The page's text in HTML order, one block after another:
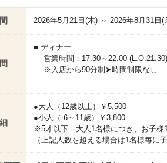
2026年5月21日(木) ～ 2026年8月31日(
■ ディナー
営業時間：17:30～22:00 (L.O.21:30)
※入店から90分制➤時間制限なし
●大人（12歳以上）￥5,500
●小人（ 6～11歳）￥3,800
※5才以下 大人1名様につき、お子様
（上記人数を超える場合は1名様毎に